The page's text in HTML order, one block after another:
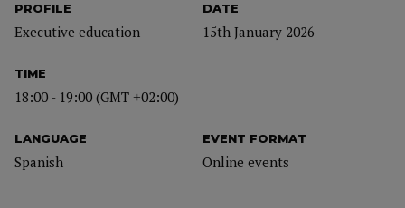
PROFILE
Executive education
DATE
15th January 2026
TIME
18:00 - 19:00 (GMT +02:00)
LANGUAGE
Spanish
EVENT FORMAT
Online events